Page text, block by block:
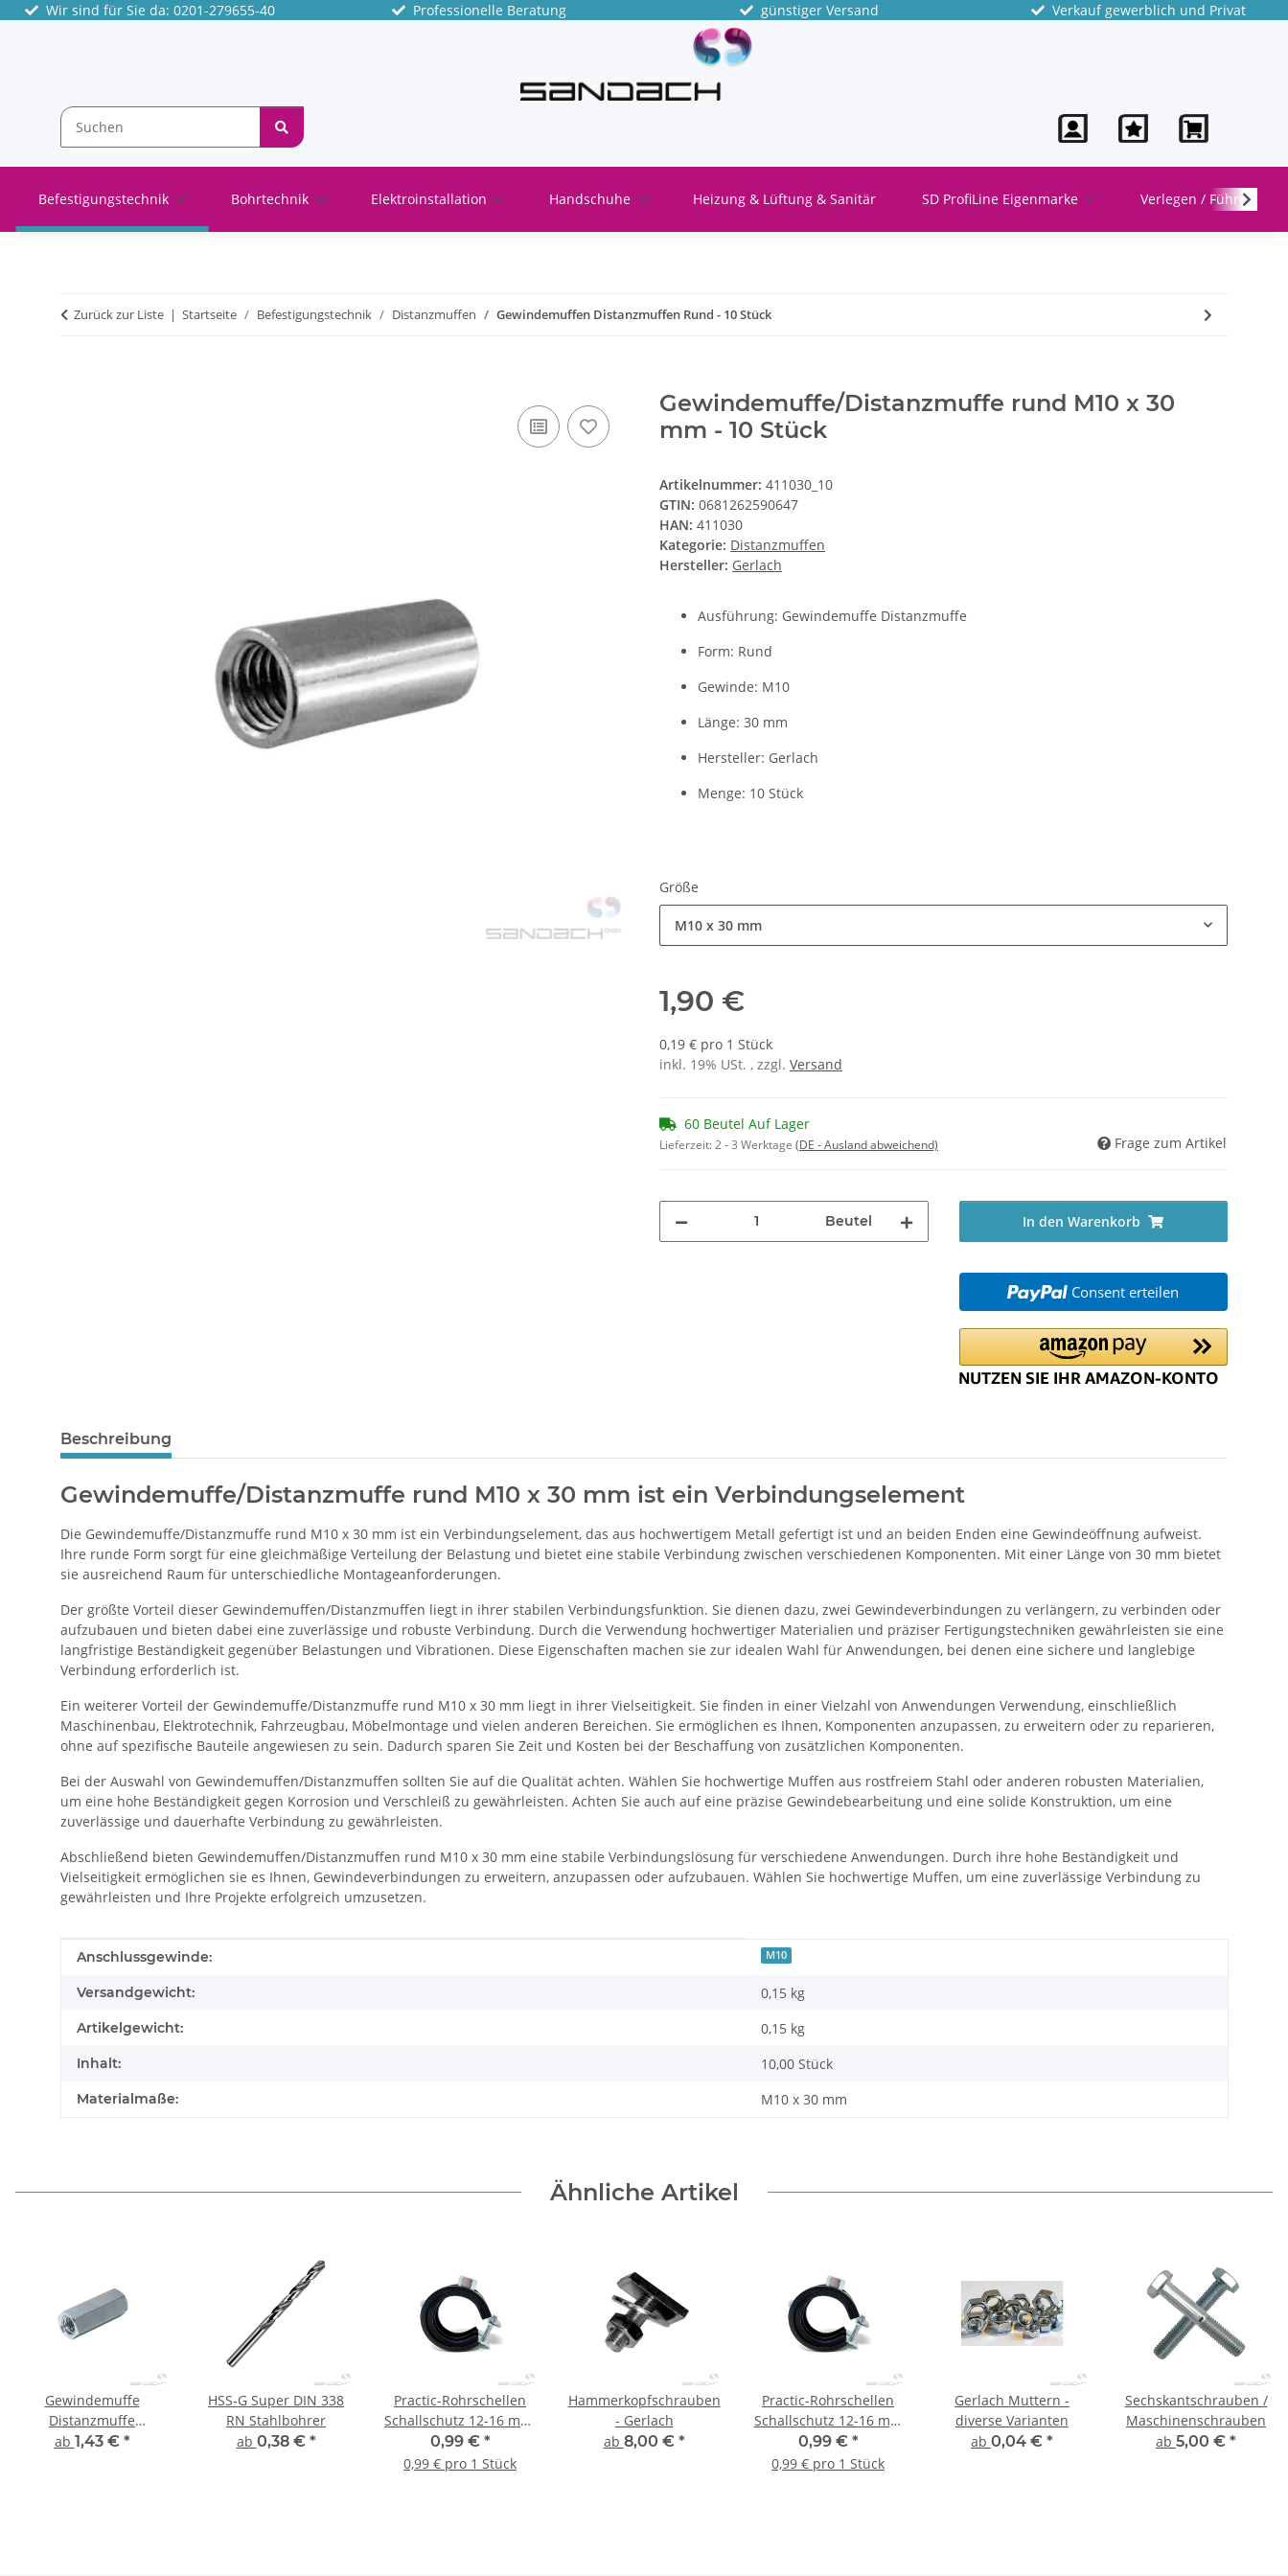
Wir sind für Sie da: 0201-279655-40 Professionelle Beratung günstiger Versand Verkauf gewerblich und Privat
Befestigungstechnik Bohrtechnik Elektroinstallation Handschuhe Heizung & Lüftung & Sanitär SD ProfiLine Eigenmarke Verlegen / Führen
Zurück zur Liste Startseite Befestigungstechnik Distanzmuffen Gewindemuffen Distanzmuffen Rund - 10 Stück
Gewindemuffe/Distanzmuffe rund M10 x 30
mm - 10 Stück
Artikelnummer: 411030_10
GTIN: 0681262590647
HAN: 411030
Kategorie: Distanzmuffen
Hersteller: Gerlach
Ausführung: Gewindemuffe Distanzmuffe
Form: Rund
Gewinde: M10
Länge: 30 mm
Hersteller: Gerlach
Menge: 10 Stück
Größe
M10 x 30 mm
1,90 €
0,19 € pro 1 Stück
inkl. 19% USt. , zzgl. Versand
60 Beutel Auf Lager
Lieferzeit:2 - 3 Werktage (DE - Ausland abweichend) Frage zum Artikel
Beutel In den Warenkorb
Consent erteilen
Beschreibung
Gewindemuffe/Distanzmuffe rund M10 x 30 mm ist ein Verbindungselement
Die Gewindemuffe/Distanzmuffe rund M10 x 30 mm ist ein Verbindungselement, das aus hochwertigem Metall gefertigt ist und an beiden Enden eine Gewindeöffnung aufweist.
Ihre runde Form sorgt für eine gleichmäßige Verteilung der Belastung und bietet eine stabile Verbindung zwischen verschiedenen Komponenten. Mit einer Länge von 30 mm bietet
sie ausreichend Raum für unterschiedliche Montageanforderungen.
Der größte Vorteil dieser Gewindemuffen/Distanzmuffen liegt in ihrer stabilen Verbindungsfunktion. Sie dienen dazu, zwei Gewindeverbindungen zu verlängern, zu verbinden oder
aufzubauen und bieten dabei eine zuverlässige und robuste Verbindung. Durch die Verwendung hochwertiger Materialien und präziser Fertigungstechniken gewährleisten sie eine
langfristige Beständigkeit gegenüber Belastungen und Vibrationen. Diese Eigenschaften machen sie zur idealen Wahl für Anwendungen, bei denen eine sichere und langlebige
Verbindung erforderlich ist.
Ein weiterer Vorteil der Gewindemuffe/Distanzmuffe rund M10 x 30 mm liegt in ihrer Vielseitigkeit. Sie finden in einer Vielzahl von Anwendungen Verwendung, einschließlich
Maschinenbau, Elektrotechnik, Fahrzeugbau, Möbelmontage und vielen anderen Bereichen. Sie ermöglichen es Ihnen, Komponenten anzupassen, zu erweitern oder zu reparieren,
ohne auf spezifische Bauteile angewiesen zu sein. Dadurch sparen Sie Zeit und Kosten bei der Beschaffung von zusätzlichen Komponenten.
Bei der Auswahl von Gewindemuffen/Distanzmuffen sollten Sie auf die Qualität achten. Wählen Sie hochwertige Muffen aus rostfreiem Stahl oder anderen robusten Materialien,
um eine hohe Beständigkeit gegen Korrosion und Verschleiß zu gewährleisten. Achten Sie auch auf eine präzise Gewindebearbeitung und eine solide Konstruktion, um eine
zuverlässige und dauerhafte Verbindung zu gewährleisten.
Abschließend bieten Gewindemuffen/Distanzmuffen rund M10 x 30 mm eine stabile Verbindungslösung für verschiedene Anwendungen. Durch ihre hohe Beständigkeit und
Vielseitigkeit ermöglichen sie es Ihnen, Gewindeverbindungen zu erweitern, anzupassen oder aufzubauen. Wählen Sie hochwertige Muffen, um eine zuverlässige Verbindung zu
gewährleisten und Ihre Projekte erfolgreich umzusetzen.
Produkteigenschaft
Wert
Anschlussgewinde: M10
Versandgewicht: 0,15 kg
Artikelgewicht: 0,15 kg
Inhalt: 10,00 Stück
Materialmaße: M10 x 30 mm
Ähnliche Artikel
Gewindemuffe
Distanzmuffe
Sechskant - 10 Stück
ab 1,43 € *
HSS-G Super DIN 338
RN Stahlbohrer
ab 0,38 € *
Practic-Rohrschellen
Schallschutz 12-16 mm,
M8/M10 - 1 Stück
0,99 € *
0,99 € pro 1 Stück
Hammerkopfschrauben
- Gerlach
ab 8,00 € *
Practic-Rohrschellen
Schallschutz 12-16 mm
- 1 Stück
0,99 € *
0,99 € pro 1 Stück
Gerlach Muttern -
diverse Varianten
ab 0,04 € *
Sechskantschrauben /
Maschinenschrauben
ab 5,00 € *